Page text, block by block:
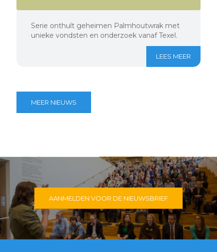
Serie onthult geheimen Palmhoutwrak met
unieke vondsten en onderzoek vanaf Texel.
LEES MEER
MEER NIEUWS
AANMELDEN VOOR DE NIEUWSBRIEF